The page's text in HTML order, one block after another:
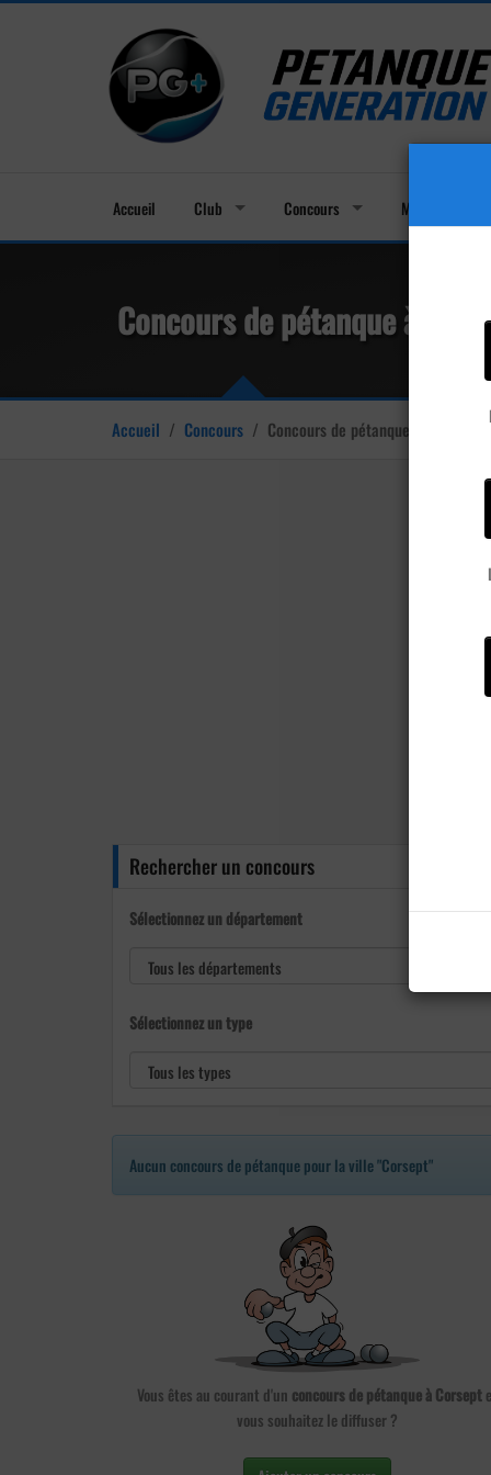
Accueil Club Concours Membres
Concours de pétanque à
Accueil / Concours / Concours de pétanque à Corsept
Rechercher un concours
Sélectionnez un département
Sélectionnez un type
Aucun concours de pétanque pour la ville "Corsept"
Vous êtes au courant d'un concours de pétanque à Corsept
vous souhaitez le diffuser ?